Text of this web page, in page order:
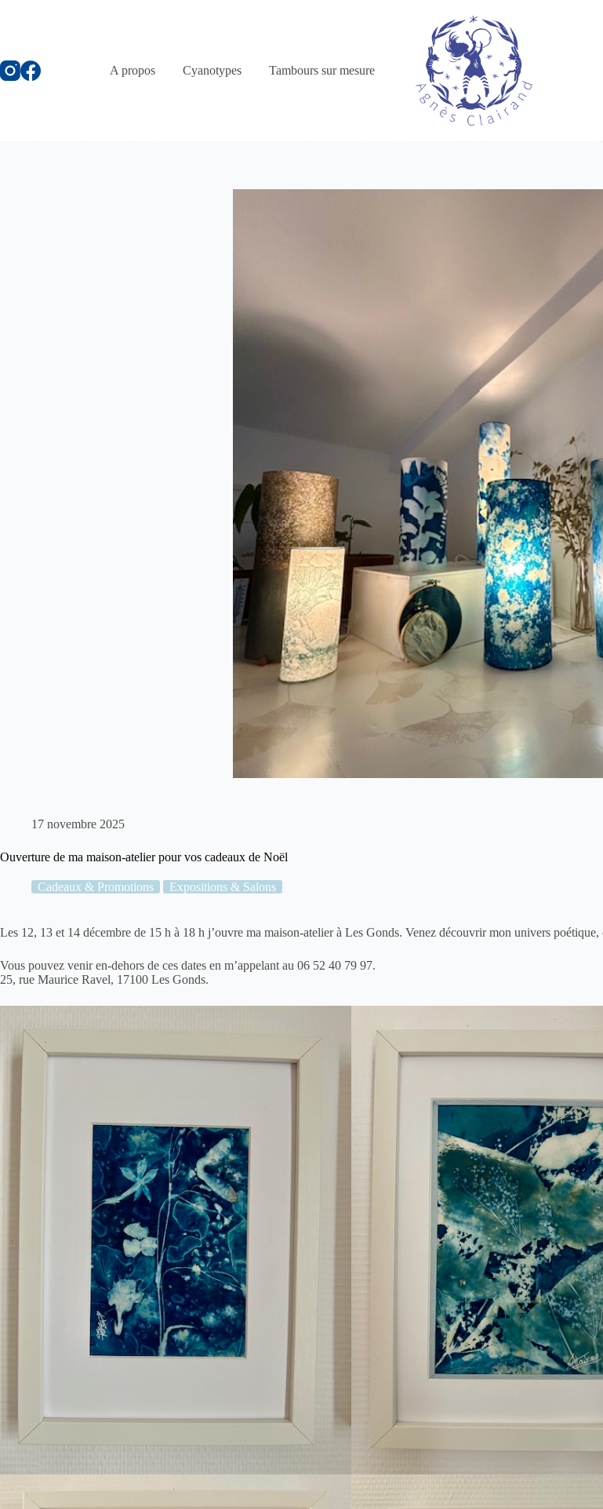
A propos Cyanotypes Tambours sur mesure
17 novembre 2025
Ouverture de ma maison-atelier pour vos cadeaux de Noël
Cadeaux & Promotions Expositions & Salons
Les 12, 13 et 14 décembre de 15 h à 18 h j’ouvre ma maison-atelier à Les Gonds. Venez découvrir mon univers
Vous pouvez venir en-dehors de ces dates en m’appelant au 06 52 40 79 97.
25, rue Maurice Ravel, 17100 Les Gonds.